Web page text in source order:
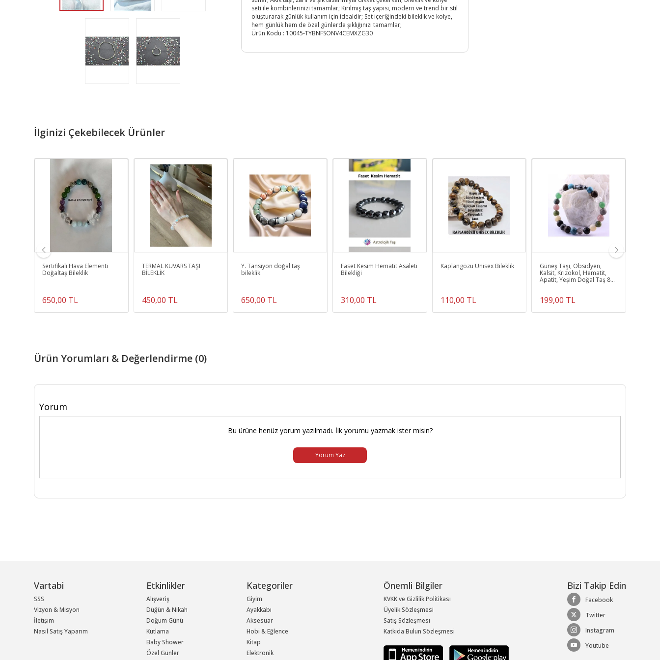
seti ile kombinlerinizi tamamlar; Kırılmış taş yapısı, modern ve trend bir stil
oluşturarak günlük kullanım için idealdir; Set içeriğindeki bileklik ve kolye,
hem günlük hem de özel günlerde şıklığınızı tamamlar;
Ürün Kodu : 10045-TYBNFSONV4CEMXZG30
İlginizi Çekebilecek Ürünler
Sertifikalı Hava Elementi
Doğaltaş Bileklik
650,00 TL
TERMAL KUVARS TAŞI
BİLEKLİK
450,00 TL
Y. Tansiyon doğal taş
bileklik
650,00 TL
Faset Kesim Hematit Asaleti
Bilekliği
310,00 TL
Kaplangözü Unisex Bileklik
110,00 TL
Güneş Taşı, Obsidyen,
Kalsit, Krizokol, Hematit,
Apatit, Yeşim Doğal Taş 8
199,00 TL
Ürün Yorumları & Değerlendirme (0)
Yorum
Bu ürüne henüz yorum yazılmadı. İlk yorumu yazmak ister misin?
Yorum Yaz
Vartabi
SSS
Vizyon & Misyon
İletişim
Nasıl Satış Yaparım
Etkinlikler
Alışveriş
Düğün & Nikah
Doğum Günü
Kutlama
Baby Shower
Özel Günler
Kategoriler
Giyim
Ayakkabı
Aksesuar
Hobi & Eğlence
Kitap
Elektronik
Önemli Bilgiler
KVKK ve Gizlilik Politikası
Üyelik Sözleşmesi
Satış Sözleşmesi
Katkıda Bulun Sözleşmesi
Bizi Takip Edin
Facebook
Twitter
Instagram
Youtube